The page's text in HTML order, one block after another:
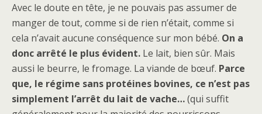
Avec le doute en tête, je ne pouvais pas assumer de
manger de tout, comme si de rien n’était, comme si
cela n’avait aucune conséquence sur mon bébé. On a
donc arrêté le plus évident. Le lait, bien sûr. Mais
aussi le beurre, le fromage. La viande de bœuf. Parce
que, le régime sans protéines bovines, ce n’est pas
simplement l’arrêt du lait de vache…(qui suffit